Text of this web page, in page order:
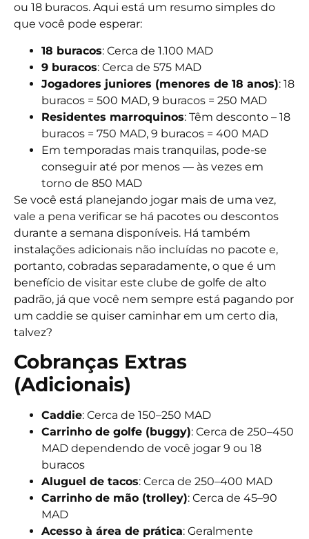
ou 18 buracos. Aqui está um resumo simples do
que você pode esperar:
18 buracos: Cerca de 1.100 MAD
9 buracos: Cerca de 575 MAD
Jogadores juniores (menores de 18 anos): 18
buracos = 500 MAD, 9 buracos = 250 MAD
Residentes marroquinos: Têm desconto – 18
buracos = 750 MAD, 9 buracos = 400 MAD
Em temporadas mais tranquilas, pode-se
conseguir até por menos — às vezes em
torno de 850 MAD
Se você está planejando jogar mais de uma vez,
vale a pena verificar se há pacotes ou descontos
durante a semana disponíveis. Há também
instalações adicionais não incluídas no pacote e,
portanto, cobradas separadamente, o que é um
benefício de visitar este clube de golfe de alto
padrão, já que você nem sempre está pagando por
um caddie se quiser caminhar em um certo dia,
talvez?
Cobranças Extras
(Adicionais)
Caddie: Cerca de 150–250 MAD
Carrinho de golfe (buggy): Cerca de 250–450
MAD dependendo de você jogar 9 ou 18
buracos
Aluguel de tacos: Cerca de 250–400 MAD
Carrinho de mão (trolley): Cerca de 45–90
MAD
Acesso à área de prática: Geralmente